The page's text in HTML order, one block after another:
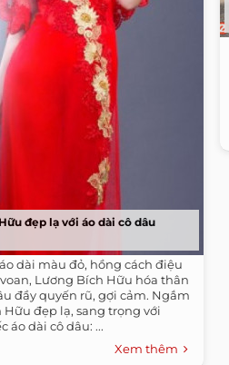
đẹp lạ với áo dài cô dâu
dài màu đỏ, hồng cách điệu
Lương Bích Hữu hóa thân
đầy quyến rũ, gợi cảm. Ngắm
Hữu đẹp lạ, sang trọng với
áo dài cô dâu: ...
Xem thêm